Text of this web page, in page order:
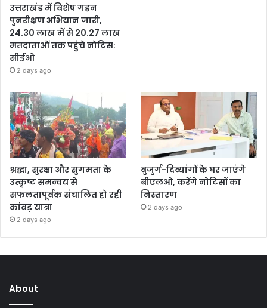
उत्तराखंड में विशेष गहन
पुनरीक्षण अभियान जारी,
24.30 लाख में से 20.27 लाख
मतदाताओं तक पहुंचे नोटिस:
सीईओ
2 days ago
श्रद्धा, सुरक्षा और सुगमता के
उत्कृष्ट समन्वय से
सफलतापूर्वक संचालित हो रही
कांवड़ यात्रा
2 days ago
बुजुर्ग-दिव्यांगों के घर जाएंगे
बीएलओ, करेंगे नोटिसों का
निस्तारण
2 days ago
About